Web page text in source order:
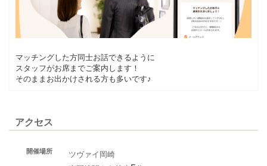
マッチングした方同士お話できるように
スタッフがお席までご案内します！
そのままお出かけされる方も多いです♪
アクセス
開催場所
ツヴァイ岡崎